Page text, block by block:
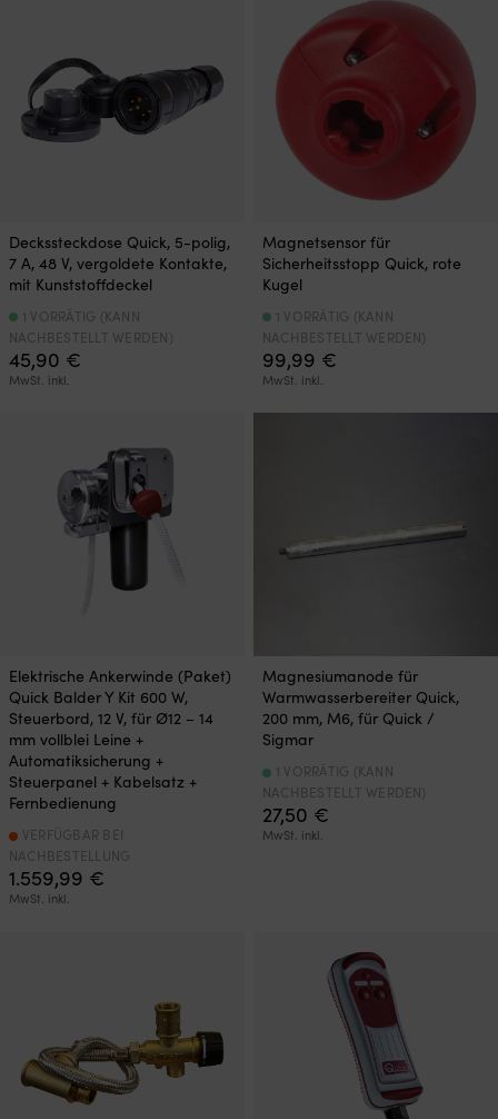
Deckssteckdose Quick, 5-polig,
7 A, 48 V, vergoldete Kontakte,
mit Kunststoffdeckel
45,90 €
MwSt. inkl.
1 VORRÄTIG (KANN
NACHBESTELLT WERDEN)
Magnetsensor für
Sicherheitsstopp Quick, rote
Kugel
99,99 €
MwSt. inkl.
1 VORRÄTIG (KANN
NACHBESTELLT WERDEN)
Elektrische Ankerwinde (Paket)
Quick Balder Y Kit 600 W,
Steuerbord, 12 V, für Ø12 – 14
mm vollblei Leine +
Automatiksicherung +
Steuerpanel + Kabelsatz +
Fernbedienung
1.559,99 €
MwSt. inkl.
VERFÜGBAR BEI
NACHBESTELLUNG
Magnesiumanode für
Warmwasserbereiter Quick,
200 mm, M6, für Quick /
Sigmar
27,50 €
MwSt. inkl.
1 VORRÄTIG (KANN
NACHBESTELLT WERDEN)